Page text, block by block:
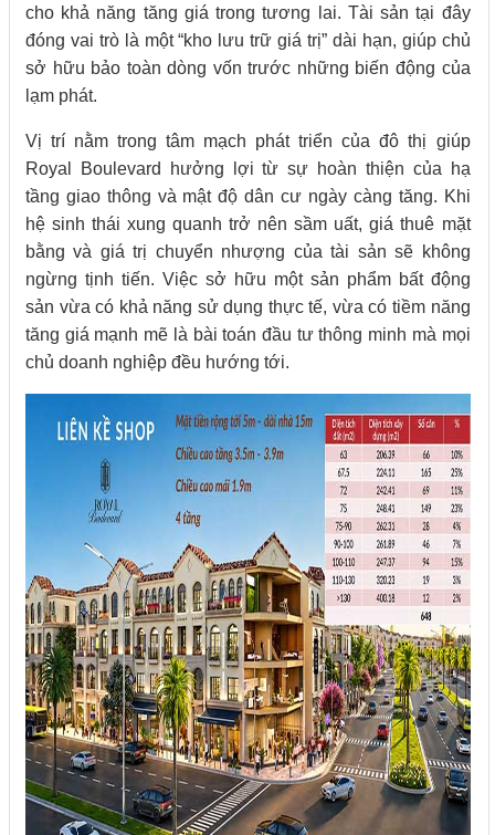
cho khả năng tăng giá trong tương lai. Tài sản tại đây
đóng vai trò là một “kho lưu trữ giá trị” dài hạn, giúp chủ
sở hữu bảo toàn dòng vốn trước những biến động của
lạm phát.
Vị trí nằm trong tâm mạch phát triển của đô thị giúp
Royal Boulevard hưởng lợi từ sự hoàn thiện của hạ
tầng giao thông và mật độ dân cư ngày càng tăng. Khi
hệ sinh thái xung quanh trở nên sầm uất, giá thuê mặt
bằng và giá trị chuyển nhượng của tài sản sẽ không
ngừng tịnh tiến. Việc sở hữu một sản phẩm bất động
sản vừa có khả năng sử dụng thực tế, vừa có tiềm năng
tăng giá mạnh mẽ là bài toán đầu tư thông minh mà mọi
chủ doanh nghiệp đều hướng tới.